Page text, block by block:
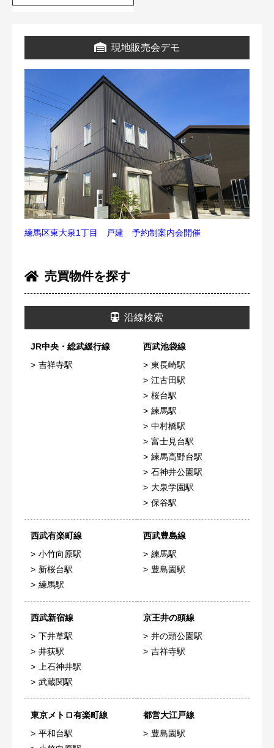
現地販売会デモ
練馬区東大泉1丁目 戸建 予約制案内会開催
売買物件を探す
沿線検索
JR中央・総武緩行線
吉祥寺駅
西武池袋線
東長崎駅
江古田駅
桜台駅
練馬駅
中村橋駅
富士見台駅
練馬高野台駅
石神井公園駅
大泉学園駅
保谷駅
西武有楽町線
小竹向原駅
新桜台駅
練馬駅
西武豊島線
練馬駅
豊島園駅
西武新宿線
下井草駅
井荻駅
上石神井駅
武蔵関駅
京王井の頭線
井の頭公園駅
吉祥寺駅
東京メトロ有楽町線
平和台駅
都営大江戸線
豊島園駅